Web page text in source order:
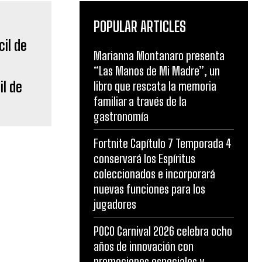
de
POPULAR ARTICLES
Marianna Montanaro presenta
“Las Manos de Mi Madre”, un
libro que rescata la memoria
familiar a través de la
gastronomía
Fortnite Capítulo 7 Temporada 4
conservará los Espíritus
coleccionados e incorporará
nuevas funciones para los
jugadores
POCO Carnival 2026 celebra ocho
años de innovación con